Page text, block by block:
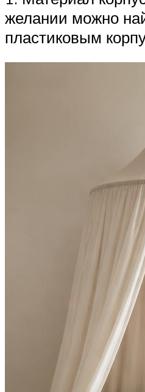
желании можно
пластиковым